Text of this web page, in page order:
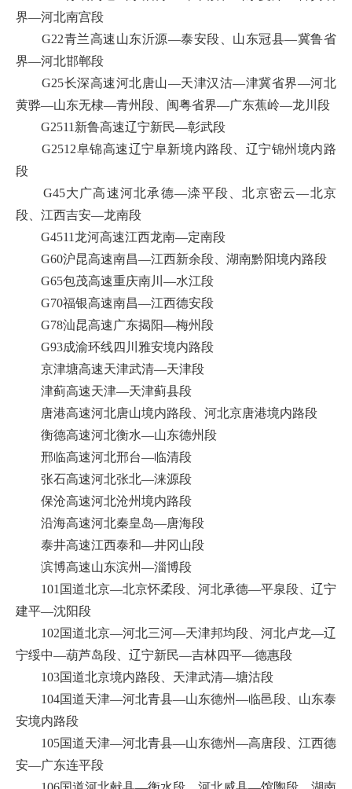
界—河北南宫段
G22青兰高速山东沂源—泰安段、山东冠县—冀鲁省
界—河北邯郸段
G25长深高速河北唐山—天津汉沽—津冀省界—河北
黄骅—山东无棣—青州段、闽粤省界—广东蕉岭—龙川段
G2511新鲁高速辽宁新民—彰武段
G2512阜锦高速辽宁阜新境内路段、辽宁锦州境内路
段
G45大广高速河北承德—滦平段、北京密云—北京
段、江西吉安—龙南段
G4511龙河高速江西龙南—定南段
G60沪昆高速南昌—江西新余段、湖南黔阳境内路段
G65包茂高速重庆南川—水江段
G70福银高速南昌—江西德安段
G78汕昆高速广东揭阳—梅州段
G93成渝环线四川雅安境内路段
京津塘高速天津武清—天津段
津蓟高速天津—天津蓟县段
唐港高速河北唐山境内路段、河北京唐港境内路段
衡德高速河北衡水—山东德州段
邢临高速河北邢台—临清段
张石高速河北张北—涞源段
保沧高速河北沧州境内路段
沿海高速河北秦皇岛—唐海段
泰井高速江西泰和—井冈山段
滨博高速山东滨州—淄博段
101国道北京—北京怀柔段、河北承德—平泉段、辽宁
建平—沈阳段
102国道北京—河北三河—天津邦均段、河北卢龙—辽
宁绥中—葫芦岛段、辽宁新民—吉林四平—德惠段
103国道北京境内路段、天津武清—塘沽段
104国道天津—河北青县—山东德州—临邑段、山东泰
安境内路段
105国道天津—河北青县—山东德州—高唐段、江西德
安—广东连平段